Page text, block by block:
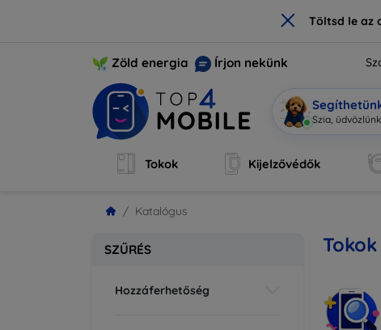
× Töltsd le az
Zöld energia Írjon nekünk
Mo|
Tokok Kijelzővédők
Katalógus
SZŰRÉS
Hozzáferhetőség